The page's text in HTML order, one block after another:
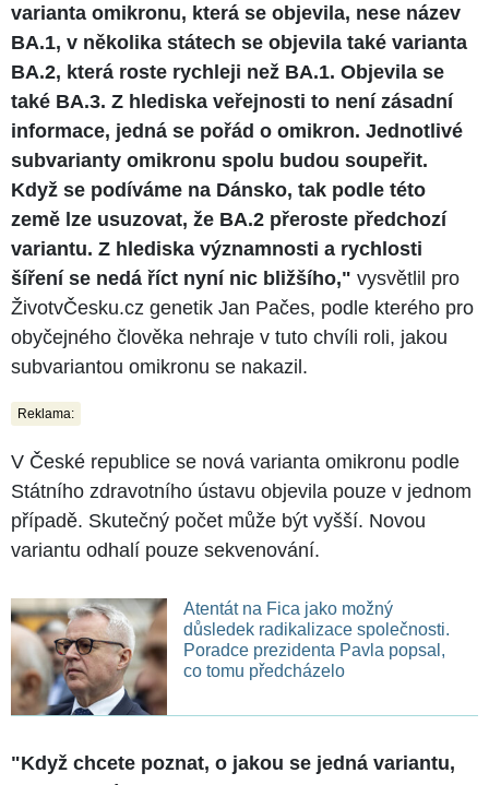
varianta omikronu, která se objevila, nese název
BA.1, v několika státech se objevila také varianta
BA.2, která roste rychleji než BA.1. Objevila se
také BA.3. Z hlediska veřejnosti to není zásadní
informace, jedná se pořád o omikron. Jednotlivé
subvarianty omikronu spolu budou soupeřit.
Když se podíváme na Dánsko, tak podle této
země lze usuzovat, že BA.2 přeroste předchozí
variantu. Z hlediska významnosti a rychlosti
šíření se nedá říct nyní nic bližšího," vysvětlil pro
ŽivotvČesku.cz genetik Jan Pačes, podle kterého pro
obyčejného člověka nehraje v tuto chvíli roli, jakou
subvariantou omikronu se nakazil.
Reklama:
V České republice se nová varianta omikronu podle
Státního zdravotního ústavu objevila pouze v jednom
případě. Skutečný počet může být vyšší. Novou
variantu odhalí pouze sekvenování.
Atentát na Fica jako možný
důsledek radikalizace společnosti.
Poradce prezidenta Pavla popsal,
co tomu předcházelo
"Když chcete poznat, o jakou se jedná variantu,